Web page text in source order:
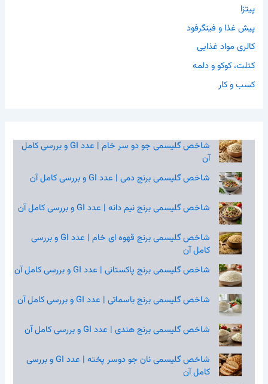
پیتزا
پیش غذا و فینگرفود
کالری مواد غذایی
کتلت، کوکو و دلمه
کسب و کار
شاخص گلیسمی جو دو سر خام | عدد GI و بررسی کامل
آن
شاخص گلیسمی برنج دمی | عدد GI و بررسی کامل آن
شاخص گلیسمی برنج نیم‌ دانه | عدد GI و بررسی کامل آن
شاخص گلیسمی برنج قهوه‌ ای خام | عدد GI و بررسی
کامل آن
شاخص گلیسمی برنج پاکستانی | عدد GI و بررسی کامل آن
شاخص گلیسمی برنج باسماتی | عدد GI و بررسی کامل آن
شاخص گلیسمی برنج هندی | عدد GI و بررسی کامل آن
شاخص گلیسمی نان جو دوسر پخته | عدد GI و بررسی
کامل آن